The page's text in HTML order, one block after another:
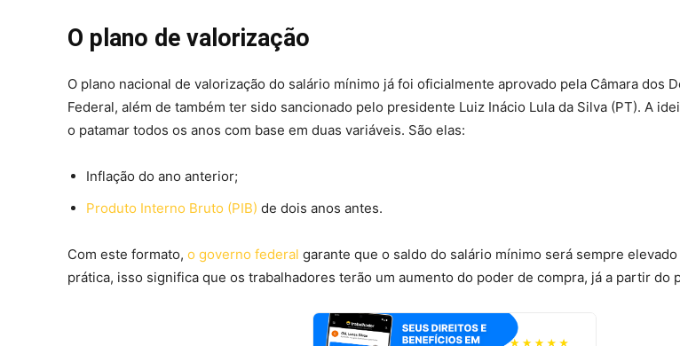
O plano de valorização
O plano nacional de valorização do salário mínimo já foi oficialmente aprovado pela Câmara dos
Federal, além de também ter sido sancionado pelo presidente Luiz Inácio Lula da Silva (PT). A
o patamar todos os anos com base em duas variáveis. São elas:
Inflação do ano anterior;
Produto Interno Bruto (PIB) de dois anos antes.
Com este formato, o governo federal garante que o saldo do salário mínimo será sempre
prática, isso significa que os trabalhadores terão um aumento do poder de compra, já a partir do